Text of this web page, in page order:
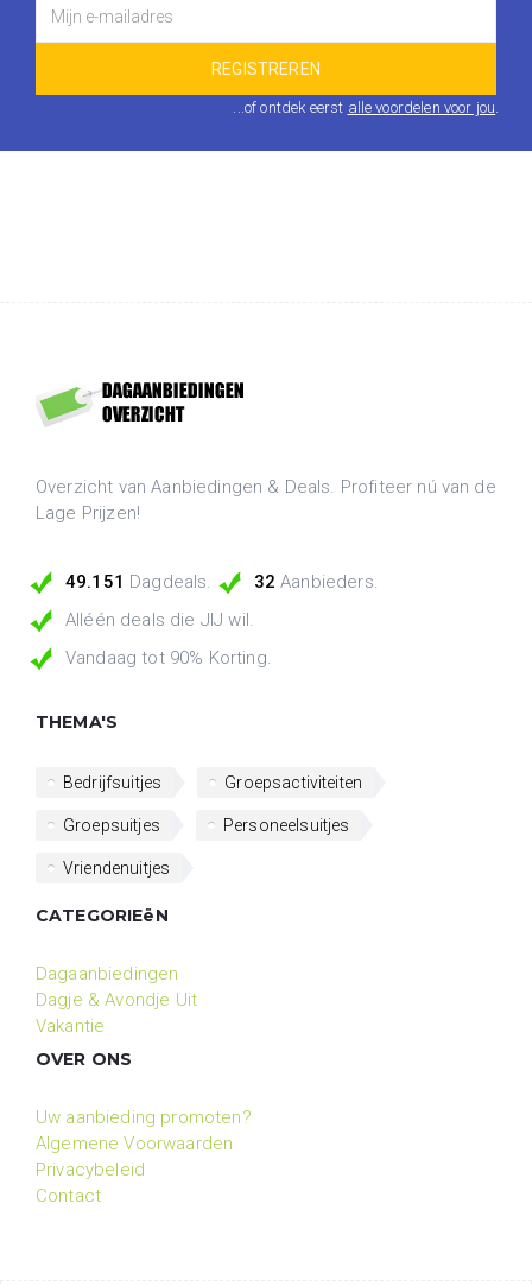
...of ontdek eerst alle voordelen voor jou.
Overzicht van Aanbiedingen & Deals. Profiteer nú van de
Lage Prijzen!
49.151 Dagdeals. 32 Aanbieders.
Alléén deals die JIJ wil.
Vandaag tot 90% Korting.
THEMA'S
Bedrijfsuitjes Groepsactiviteiten
Groepsuitjes Personeelsuitjes
Vriendenuitjes
CATEGORIEëN
Dagaanbiedingen
Dagje & Avondje Uit
Vakantie
OVER ONS
Uw aanbieding promoten?
Algemene Voorwaarden
Privacybeleid
Contact